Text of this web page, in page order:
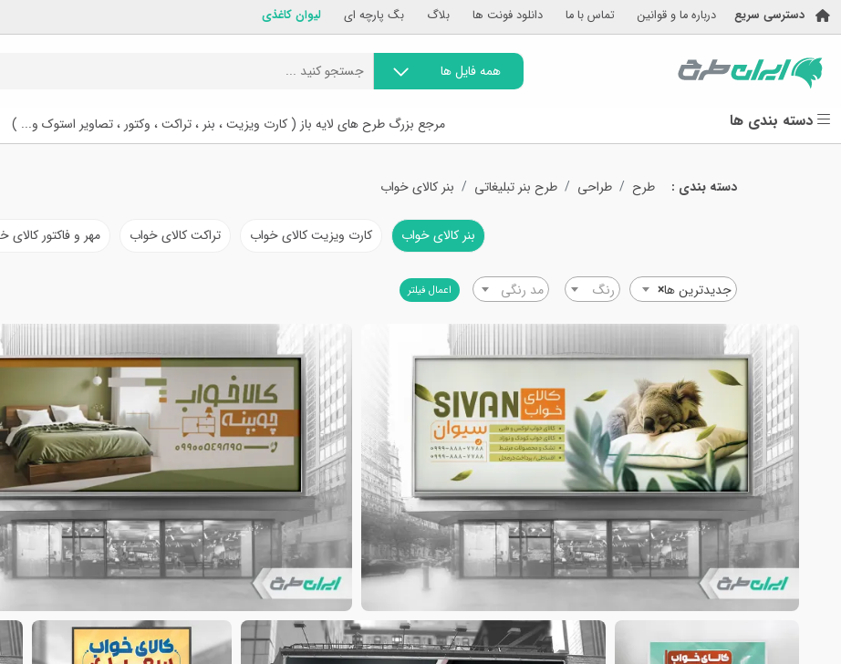
دسترسی سریع درباره ما و قوانین تماس با ما دانلود فونت ها بلاگ بگ پارچه ای لیوان کاغذی
همه فایل ها
دسته بندی ها مرجع بزرگ طرح های لایه باز ( کارت ویزیت ، بنر ، تراکت ، وکتور ، تصاویر استوک و... )
دسته بندی : طرح طراحی طرح بنر تبلیغاتی بنر کالای خواب
بنر کالای خواب کارت ویزیت کالای خواب تراکت کالای خواب مهر و فاکتور کالای
×جدیدترین ها رنگ مد رنگی اعمال فیلتر